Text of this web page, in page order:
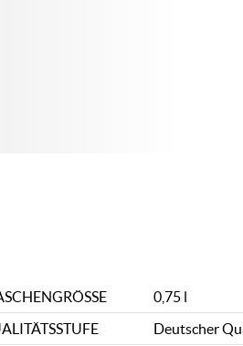
0,75 l
Deutscher